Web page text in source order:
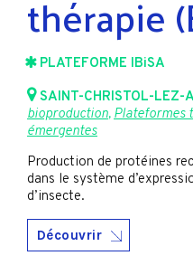
thérapie
PLATEFORME IBiSA
SAINT-CHRISTOL-LEZ-
bioproduction, Plateformes
émergentes
Production de protéines
dans le système
d’insecte.
Découvrir